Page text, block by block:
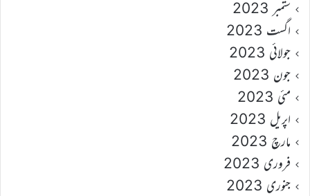
ستمبر 2023
اگست 2023
جولائی 2023
جون 2023
مئی 2023
اپریل 2023
مارچ 2023
فروری 2023
جنوری 2023